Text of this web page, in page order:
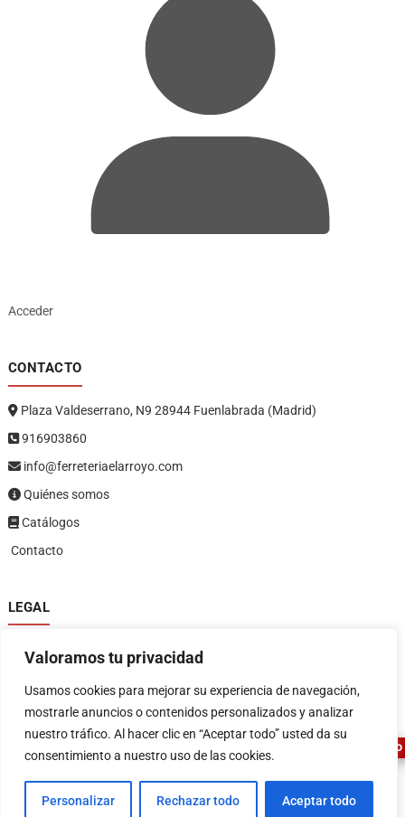
Valoramos tu privacidad
Usamos cookies para mejorar su experiencia de navegación,
mostrarle anuncios o contenidos personalizados y analizar
nuestro tráfico. Al hacer clic en “Aceptar todo” usted da su
consentimiento a nuestro uso de las cookies.
Personalizar Rechazar todo Aceptar todo
Acceder
CONTACTO
Plaza Valdeserrano, N9 28944 Fuenlabrada (Madrid)
916903860
info@ferreteriaelarroyo.com
Quiénes somos
Catálogos
Contacto
LEGAL
Política de privacidad
Política de devoluciones y reembolsos
Términos y condiciones
FERRETERIA EL ARROYO | Diseñado por:Tema Freesia| © 2026WordPress
ASESOR FERRETERO